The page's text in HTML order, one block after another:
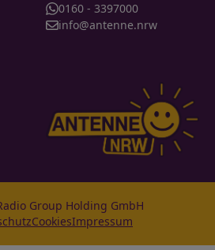
0160 - 3397000
info@antenne.nrw
Group Holding GmbH
CookiesImpressum